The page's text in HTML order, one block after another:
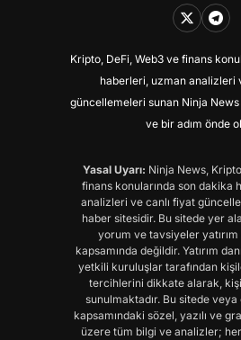
Kripto, DeFi, Web3 ve finans
haberleri, uzman analizleri
güncellemeleri sunan Ninja
ve bir adım önde
Yasal Uyarı: Ninja News,
finans konularında son dakika
analizleri ve canlı fiyat
haber sitesidir. Bu sitede yer
yorum ve tavsiyeler yatırım
kapsamında değildir. Yatırım
yetkili kuruluşlar tarafından
tercihlerini dikkate alarak,
sunulmaktadır. Bu sitede
kapsamındaki sözel, yazılı ve
üzere tüm bilgi ve analizler;